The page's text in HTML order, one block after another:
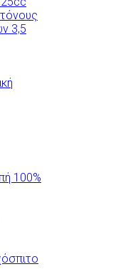
3,5
100%